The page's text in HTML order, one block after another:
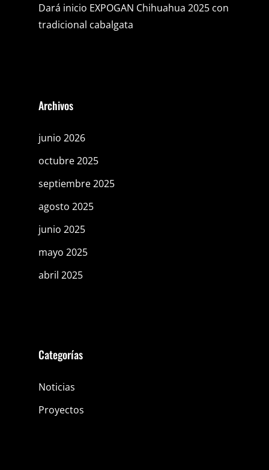
Dará inicio EXPOGAN Chihuahua 2025 con
tradicional cabalgata
Archivos
junio 2026
octubre 2025
septiembre 2025
agosto 2025
junio 2025
mayo 2025
abril 2025
Categorías
Noticias
Proyectos